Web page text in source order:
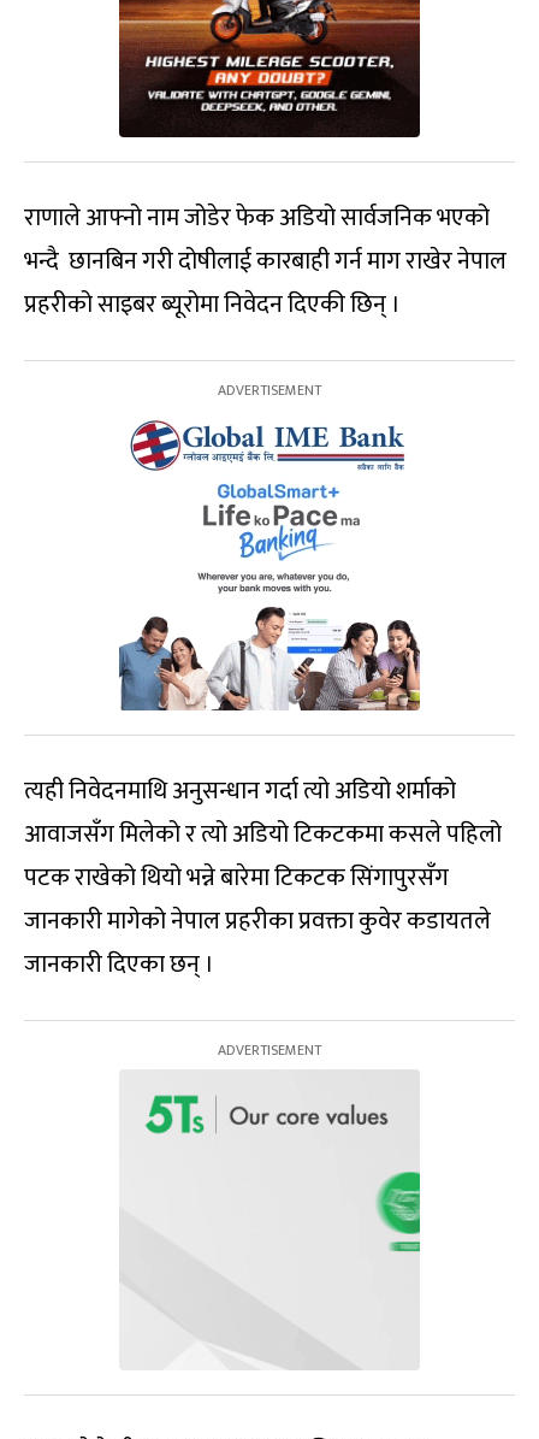
राणाले आफ्नो नाम जोडेर फेक अडियो सार्वजनिक भएको
भन्दै छानबिन गरी दोषीलाई कारबाही गर्न माग राखेर नेपाल
प्रहरीको साइबर ब्यूरोमा निवेदन दिएकी छिन् ।
त्यही निवेदनमाथि अनुसन्धान गर्दा त्यो अडियो शर्माको
आवाजसँग मिलेको र त्यो अडियो टिकटकमा कसले पहिलो
पटक राखेको थियो भन्ने बारेमा टिकटक सिंगापुरसँग
जानकारी मागेको नेपाल प्रहरीका प्रवक्ता कुवेर कडायतले
जानकारी दिएका छन् ।